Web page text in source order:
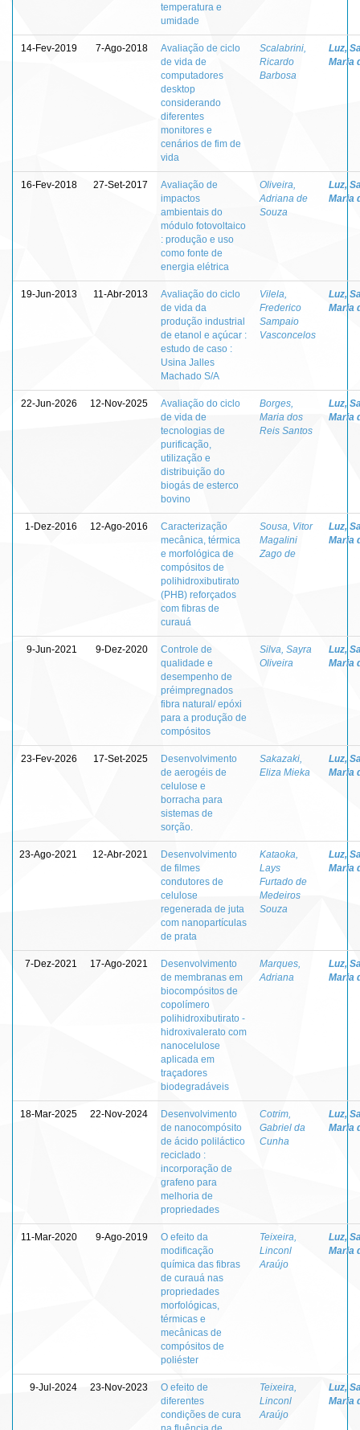
temperatura e
umidade
14-Fev-2019 7-Ago-2018
Avaliação de ciclo
de vida de
computadores
desktop
considerando
diferentes
monitores e
cenários de fim de
vida
Scalabrini,
Ricardo
Barbosa
Luz,
Maria
16-Fev-2018 27-Set-2017
Avaliação de
impactos
ambientais do
módulo fotovoltaico
: produção e uso
como fonte de
energia elétrica
Oliveira,
Adriana de
Souza
Luz,
Maria
19-Jun-2013 11-Abr-2013
Avaliação do ciclo
de vida da
produção industrial
de etanol e açúcar :
estudo de caso :
Usina Jalles
Machado S/A
Vilela,
Frederico
Sampaio
Vasconcelos
Luz,
Maria
22-Jun-2026 12-Nov-2025
Avaliação do ciclo
de vida de
tecnologias de
purificação,
utilização e
distribuição do
biogás de esterco
bovino
Borges,
Maria dos
Reis Santos
Luz,
Maria
1-Dez-2016 12-Ago-2016
Caracterização
mecânica, térmica
e morfológica de
compósitos de
polihidroxibutirato
(PHB) reforçados
com fibras de
curauá
Sousa, Vitor
Magalini
Zago de
Luz,
Maria
9-Jun-2021 9-Dez-2020
Controle de
qualidade e
desempenho de
préimpregnados
fibra natural/ epóxi
para a produção de
compósitos
Silva, Sayra
Oliveira
Luz,
Maria
23-Fev-2026 17-Set-2025
Desenvolvimento
de aerogéis de
celulose e
borracha para
sistemas de
sorção.
Sakazaki,
Eliza Mieka
Luz,
Maria
23-Ago-2021 12-Abr-2021
Desenvolvimento
de filmes
condutores de
celulose
regenerada de juta
com nanopartículas
de prata
Kataoka,
Lays
Furtado de
Medeiros
Souza
Luz,
Maria
7-Dez-2021 17-Ago-2021
Desenvolvimento
de membranas em
biocompósitos de
copolímero
polihidroxibutirato -
hidroxivalerato com
nanocelulose
aplicada em
traçadores
biodegradáveis
Marques,
Adriana
Luz,
Maria
18-Mar-2025 22-Nov-2024
Desenvolvimento
de nanocompósito
de ácido poliláctico
reciclado :
incorporação de
grafeno para
melhoria de
propriedades
Cotrim,
Gabriel da
Cunha
Luz,
Maria
11-Mar-2020 9-Ago-2019
O efeito da
modificação
química das fibras
de curauá nas
propriedades
morfológicas,
térmicas e
mecânicas de
compósitos de
poliéster
Teixeira,
Linconl
Araújo
Luz,
Maria
9-Jul-2024 23-Nov-2023
O efeito de
diferentes
condições de cura
Teixeira,
Linconl
Araújo
Luz,
Maria